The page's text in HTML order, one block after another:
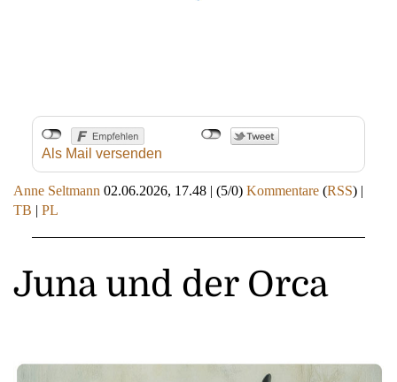
Als Mail versenden
Anne Seltmann 02.06.2026, 17.48 | (5/0) Kommentare (RSS) |
TB | PL
Juna und der Orca